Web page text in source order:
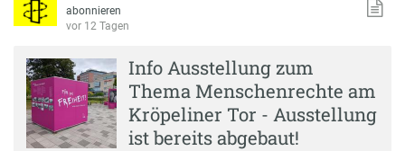
abonnieren
vor 12 Tagen
Info Ausstellung zum
Thema Menschenrechte am
Kröpeliner Tor - Ausstellung
ist bereits abgebaut!